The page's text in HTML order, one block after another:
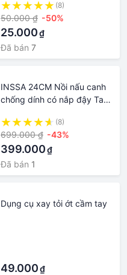
Hoa Vừa Và Lớn
(8)
50.000 ₫ -50%
25.000₫
Đã bán 7
INSSA 24CM Nồi nấu canh
chống dính có nắp đậy Tay
cụ nấu ăn tốt cho sức khỏe,
bếp từ không chứa
(8)
699.000 ₫ -43%
399.000₫
Đã bán 1
Dụng cụ xay tỏi ớt cầm tay
49.000₫